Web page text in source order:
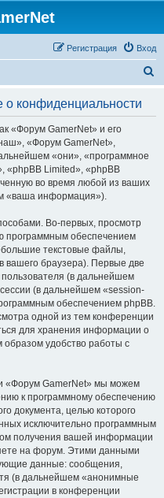
Вход
Регистрация
конфиденциальности
«Форум GamerNet» и его
«Форум GamerNet»,
«они», «программное
«phpBB Limited», «phpBB
во время любой из ваших
«ваша информация»).
Во-первых, просмотр
программным обеспечением
текстовые файлы,
вашего браузера). Первые две
(в дальнейшем
(в дальнейшем «session-
обеспечением phpBB.
одной из тем конференции
для хранения информации о
удобство работы с
«Форум GamerNet» мы можем
к программному обеспечению
документа, целью которого
исключительно программным
получения вашей информации
на форум. Этими данными
данные: сообщения,
(в дальнейшем «анонимные
в конференции